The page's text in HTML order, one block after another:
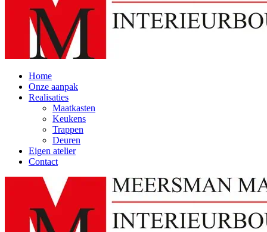
Home
Onze aanpak
Realisaties
Maatkasten
Keukens
Trappen
Deuren
Eigen atelier
Contact